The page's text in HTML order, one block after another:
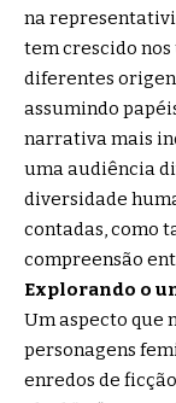
na
tem crescido nos
diferentes
assumindo
narrativa mais
uma audiência
diversidade
contadas, como
compreensão
Explorando o
Um aspecto que
personagens
enredos de